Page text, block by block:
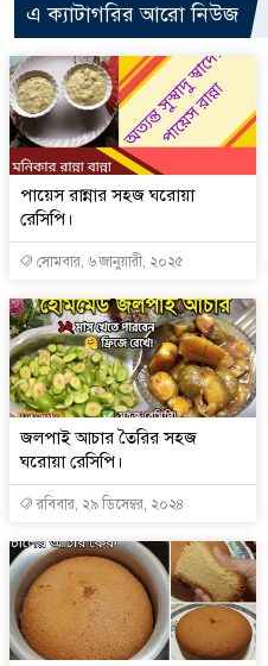
এ ক্যাটাগরির আরো নিউজ
পায়েস রান্নার সহজ ঘরোয়া
রেসিপি।
সোমবার, ৬ জানুয়ারী, ২০২৫
জলপাই আচার তৈরির সহজ
ঘরোয়া রেসিপি।
রবিবার, ২৯ ডিসেম্বর, ২০২৪